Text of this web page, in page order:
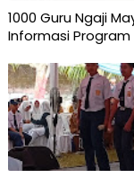
1000 Guru Ngaji
Informasi